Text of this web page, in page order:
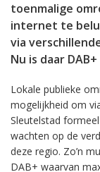
toenmalige
internet te
via
Nu is daar
Lokale publieke
mogelijkheid om
Sleutelstad
wachten op de
deze regio. Zo’n
DAB+ waarvan